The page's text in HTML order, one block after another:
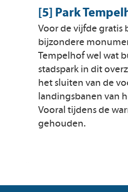
[5] Park
Voor de vijfde gratis
bijzondere
Tempelhof wel wat
stadspark in dit
het sluiten van de
landingsbanen van
Vooral tijdens de
gehouden.